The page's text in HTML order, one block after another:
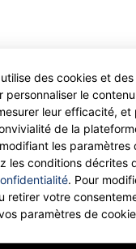
Limited.
International
des cookies et
personnaliser le
leur efficacité, et
de la
les paramètres
les conditions décrites
. Pour
retirer votre
paramètres de